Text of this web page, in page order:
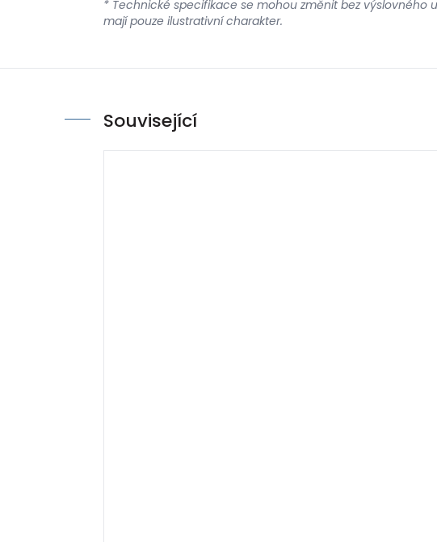
* Technické specifikace se mohou změnit bez výslovného
mají pouze ilustrativní charakter.
Související